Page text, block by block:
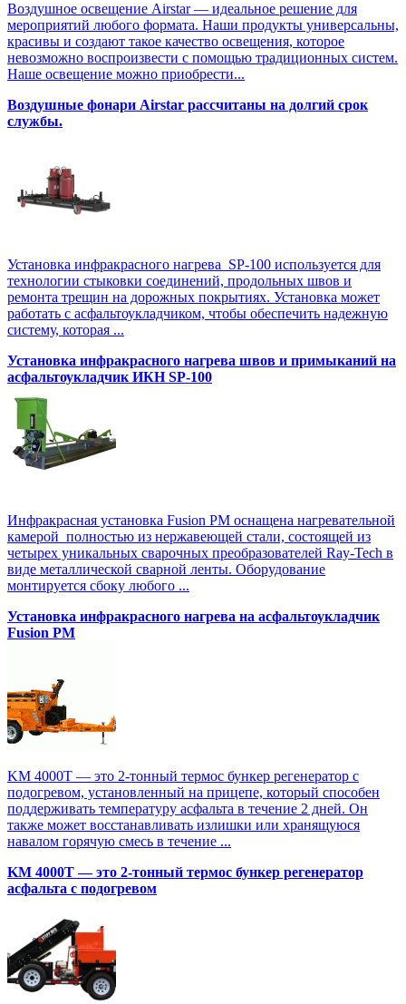
Воздушное освещение Airstar — идеальное решение для
мероприятий любого формата. Наши продукты универсальны,
красивы и создают такое качество освещения, которое
невозможно воспроизвести с помощью традиционных систем.
Наше освещение можно приобрести...
Воздушные фонари Airstar рассчитаны на долгий срок
службы.
Установка инфракрасного нагрева SP-100 используется для
технологии стыковки соединений, продольных швов и
ремонта трещин на дорожных покрытиях. Установка может
работать с асфальтоукладчиком, чтобы обеспечить надежную
систему, которая ...
Установка инфракрасного нагрева швов и примыканий на
асфальтоукладчик ИКН SP-100
Инфракрасная установка Fusion PM оснащена нагревательной
камерой полностью из нержавеющей стали, состоящей из
четырех уникальных сварочных преобразователей Ray-Tech в
виде металлической сварной ленты. Оборудование
монтируется сбоку любого ...
Установка инфракрасного нагрева на асфальтоукладчик
Fusion PM
KM 4000T — это 2-тонный термос бункер регенератор с
подогревом, установленный на прицепе, который способен
поддерживать температуру асфальта в течение 2 дней. Он
также может восстанавливать излишки или хранящуюся
навалом горячую смесь в течение ...
KM 4000T — это 2-тонный термос бункер регенератор
асфальта с подогревом